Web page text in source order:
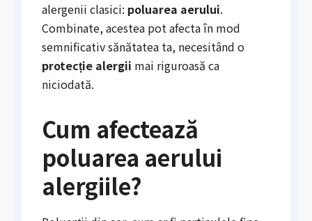
alergenii clasici: poluarea aerului.
Combinate, acestea pot afecta în mod
semnificativ sănătatea ta, necesitând o
protecție alergii mai riguroasă ca
niciodată.
Cum afectează
poluarea aerului
alergiile?